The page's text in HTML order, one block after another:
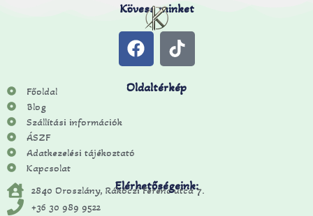
Kövess minket
Oldaltérkép
Főoldal
Blog
Szállítási információk
ÁSZF
Adatkezelési tájékoztató
Kapcsolat
Elérhetőségeink:
2840 Oroszlány, Rákóczi Ferenc utca 7.
+36 30 989 9522